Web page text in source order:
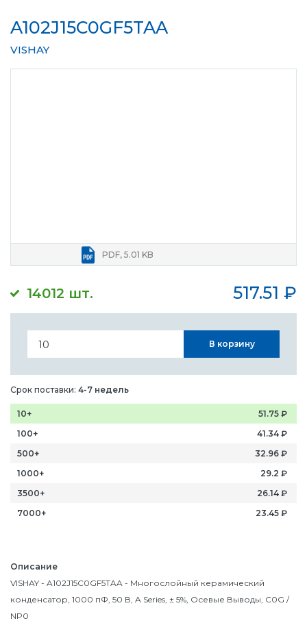
A102J15C0GF5TAA
VISHAY
14012 шт. 517.51 ₽
PDF, 5.01 KB
Описание
VISHAY - A102J15C0GF5TAA - Многослойный керамический
конденсатор, 1000 пФ, 50 В, A Series, ± 5%, Осевые Выводы, C0G /
NP0
В корзину
Срок поставки: 4-7 недель
10+ 51.75 ₽
100+
41.34 ₽
500+
32.96 ₽
1000+
29.2 ₽
3500+
26.14 ₽
7000+
23.45 ₽